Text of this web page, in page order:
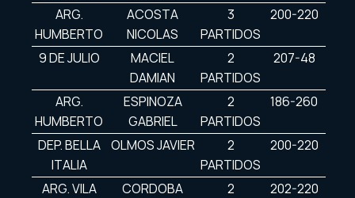
ARG.
HUMBERTO
ACOSTA
NICOLAS
3
PARTIDOS
200-220
9 DE JULIO
MACIEL
DAMIAN
2
PARTIDOS
207-48
ARG.
HUMBERTO
ESPINOZA
GABRIEL
2
PARTIDOS
186-260
DEP. BELLA
ITALIA
OLMOS JAVIER
2
PARTIDOS
200-220
ARG. VILA
CORDOBA
2
202-220